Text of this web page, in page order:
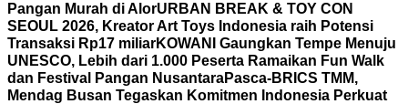
Pangan Murah di AlorURBAN BREAK & TOY CON
SEOUL 2026, Kreator Art Toys Indonesia raih Potensi
Transaksi Rp17 miliarKOWANI Gaungkan Tempe Menuju
UNESCO, Lebih dari 1.000 Peserta Ramaikan Fun Walk
dan Festival Pangan NusantaraPasca-BRICS TMM,
Mendag Busan Tegaskan Komitmen Indonesia Perkuat